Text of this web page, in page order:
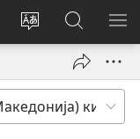
Change
language
Логирин
window)
Роде
ки
JW.ORG